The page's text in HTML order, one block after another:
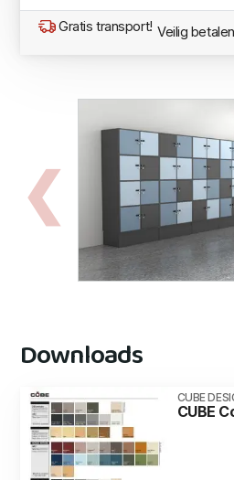
Gratis transport! Veilig betalen
Downloads
CUBE
CUBE